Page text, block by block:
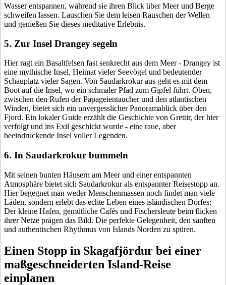
Wasser entspannen, während sie ihren Blick über Meer und Berge
schweifen lassen. Lauschen Sie dem leisen Rauschen der Wellen
und genießen Sie dieses meditative Erlebnis.
5. Zur Insel Drangey segeln
Hier ragt ein Basaltfelsen fast senkrecht aus dem Meer - Drangey ist
eine mythische Insel, Heimat vieler Seevögel und bedeutender
Schauplatz vieler Sagen. Von Saudarkrokur aus geht es mit dem
Boot auf die Insel, wo ein schmaler Pfad zum Gipfel führt. Oben,
zwischen den Rufen der Papageientaucher und den atlantischen
Winden, bietet sich ein unvergesslicher Panoramablick über den
Fjord. Ein lokaler Guide erzählt die Geschichte von Grettir, der hier
verfolgt und ins Exil geschickt wurde - eine raue, aber
beeindruckende Insel voller Legenden.
6. In Saudarkrokur bummeln
Mit seinen bunten Häusern am Meer und einer entspannten
Atmosphäre bietet sich Saudarkrokur als entspannter Reisestopp an.
Hier begegnet man weder Menschenmassen noch findet man viele
Läden, sondern erlebt das echte Leben eines isländischen Dorfes:
Der kleine Hafen, gemütliche Cafés und Fischersleute beim flicken
ihrer Netze prägen das Bild. Die perfekte Gelegenheit, den sanften
und authentischen Rhythmus von Islands Norden zu spüren.
Einen Stopp in Skagafjördur bei einer
maßgeschneiderten Island-Reise
einplanen